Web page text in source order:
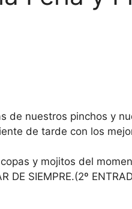
de nuestros pinchos y
de tarde con los
y mojitos del
DE SIEMPRE.(2º